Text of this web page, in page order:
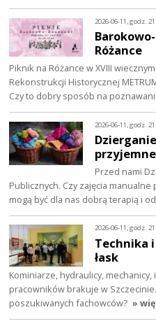
2026-06-11, godz.
Różance
Piknik na Różance w XVIII
Rekonstrukcji Historycznej
Czy to dobry sposób na
2026-06-11, godz.
Przed nami
Publicznych. Czy zajęcia
mogą być dla nas dobrą terapią i
2026-06-11, godz.
Technika
łask
Kominiarze, hydraulicy,
pracowników brakuje w Szczecinie.
poszukiwanych fachowców? »